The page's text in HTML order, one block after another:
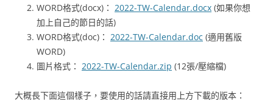
WORD格式(docx)： 2022-TW-Calendar.docx (如果你想
加上自己的節日的話)
WORD格式(doc)： 2022-TW-Calendar.doc (適用舊版
WORD)
圖片格式： 2022-TW-Calendar.zip (12張/壓縮檔)
大概長下面這個樣子，要使用的話請直接用上方下載的版本：